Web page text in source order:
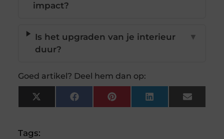
impact?
Is het upgraden van je interieur
duur?
▼
Goed artikel? Deel hem dan op:
X
(Twitter)
FacebookPinterestLinkedInEmail
Tags: